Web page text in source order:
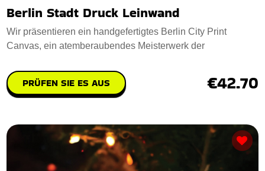
Berlin Stadt Druck Leinwand
Wir präsentieren ein handgefertigtes Berlin City Print
Canvas, ein atemberaubendes Meisterwerk der
PRÜFEN SIE ES AUS €42.70